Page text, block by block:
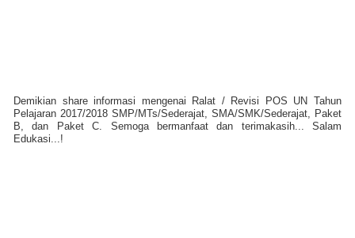
Demikian share informasi mengenai Ralat / Revisi POS UN Tahun
Pelajaran 2017/2018 SMP/MTs/Sederajat, SMA/SMK/Sederajat, Paket
B, dan Paket C. Semoga bermanfaat dan terimakasih... Salam
Edukasi...!